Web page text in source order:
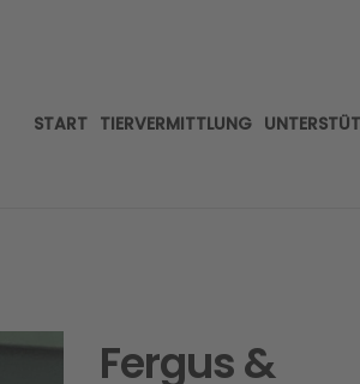
START TIERVERMITTLUNG
Fergus &